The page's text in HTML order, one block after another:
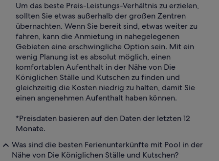
Um das beste Preis-Leistungs-Verhältnis zu erzielen,
sollten Sie etwas außerhalb der großen Zentren
übernachten. Wenn Sie bereit sind, etwas weiter zu
fahren, kann die Anmietung in nahegelegenen
Gebieten eine erschwingliche Option sein. Mit ein
wenig Planung ist es absolut möglich, einen
komfortablen Aufenthalt in der Nähe von Die
Königlichen Ställe und Kutschen zu finden und
gleichzeitig die Kosten niedrig zu halten, damit Sie
einen angenehmen Aufenthalt haben können.
*Preisdaten basieren auf den Daten der letzten 12
Monate.
Was sind die besten Ferienunterkünfte mit Pool in der
Nähe von Die Königlichen Ställe und Kutschen?